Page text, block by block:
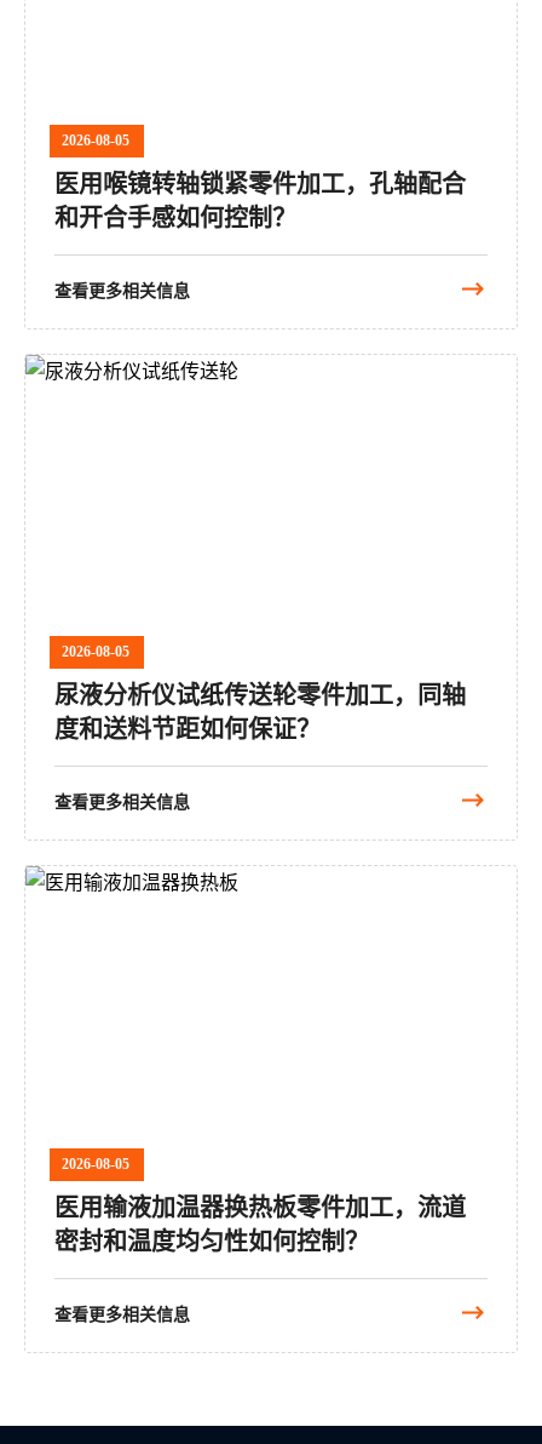
2026-08-05
医用喉镜转轴锁紧零件加工，孔轴配合
和开合手感如何控制？
查看更多相关信息
2026-08-05
尿液分析仪试纸传送轮零件加工，同轴
度和送料节距如何保证？
查看更多相关信息
2026-08-05
医用输液加温器换热板零件加工，流道
密封和温度均匀性如何控制？
查看更多相关信息